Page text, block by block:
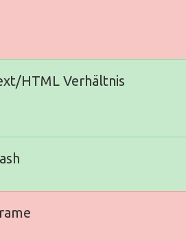
HTML Verhältnis